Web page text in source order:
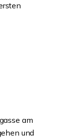
am
und